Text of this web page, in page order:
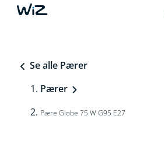
Se alle Pærer
Pærer
Pære Globe 75 W G95 E27